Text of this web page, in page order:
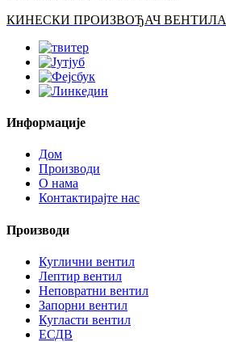
КИНЕСКИ ПРОИЗВОЂАЧ ВЕНТИЛА
Информације
Дом
Производи
О нама
Контактирајте нас
Производи
Куглични вентил
Лептир вентил
Неповратни вентил
Запорни вентил
Кугласти вентил
ЕСДВ